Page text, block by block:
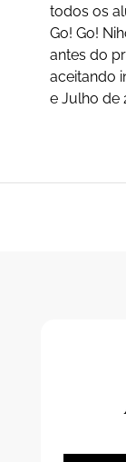
todos os
Go! Go!
antes do
aceitando
e Julho de